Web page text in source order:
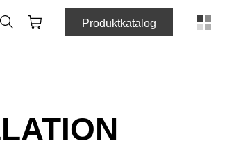
Suche WarenkorbProduktkatalog